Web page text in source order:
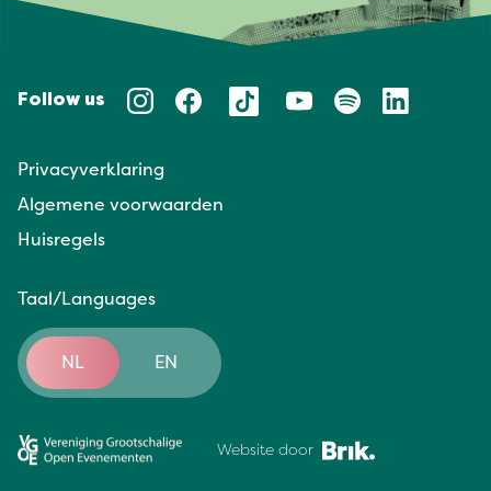
Follow us
Privacyverklaring
Algemene voorwaarden
Huisregels
Taal/Languages
NL EN
Website door